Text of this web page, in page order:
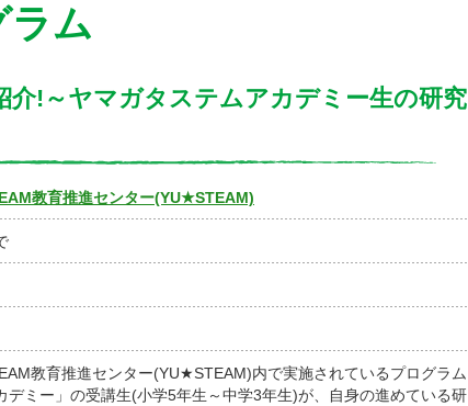
ラム
!～ヤマガタステムアカデミー生の研究
教育推進センター(YU★STEAM)
教育推進センター(YU★STEAM)内で実施されているプログラム
デミー」の受講生(小学5年生～中学3年生)が、自身の進めている研